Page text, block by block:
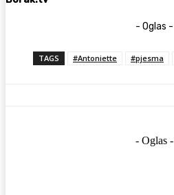
- Oglas -
TAGS #Antoniette #pjesma
- Oglas -